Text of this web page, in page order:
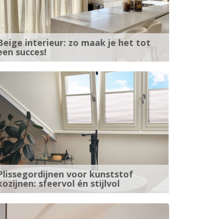
interieur: zo maak je het tot
succes!
voor kunststof
sfeervol én stijlvol